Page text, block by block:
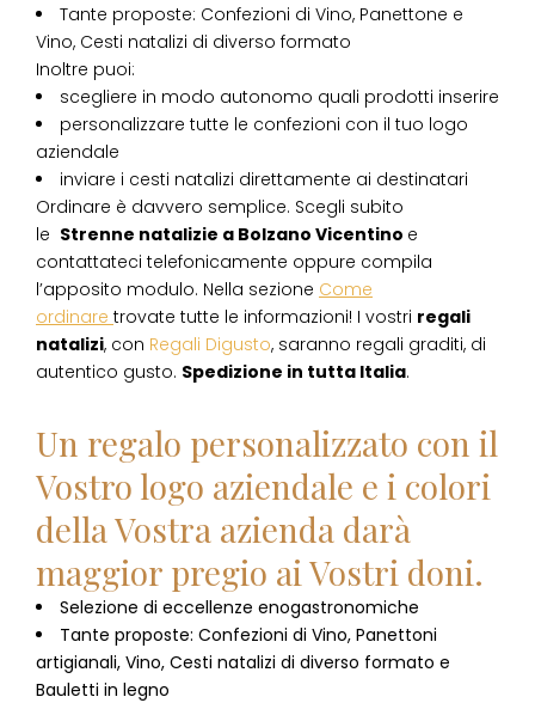
Tante proposte: Confezioni di Vino, Panettone e
Vino, Cesti natalizi di diverso formato
Inoltre puoi:
scegliere in modo autonomo quali prodotti inserire
personalizzare tutte le confezioni con il tuo logo
aziendale
inviare i cesti natalizi direttamente ai destinatari
Ordinare è davvero semplice. Scegli subito
le Strenne natalizie a Bolzano Vicentino e
contattateci telefonicamente oppure compila
l’apposito modulo. Nella sezione Come
ordinare trovate tutte le informazioni! I vostri regali
natalizi, con Regali Digusto, saranno regali graditi, di
autentico gusto. Spedizione in tutta Italia.
Un regalo personalizzato con il
Vostro logo aziendale e i colori
della Vostra azienda darà
maggior pregio ai Vostri doni.
Selezione di eccellenze enogastronomiche
Tante proposte: Confezioni di Vino, Panettoni
artigianali, Vino, Cesti natalizi di diverso formato e
Bauletti in legno